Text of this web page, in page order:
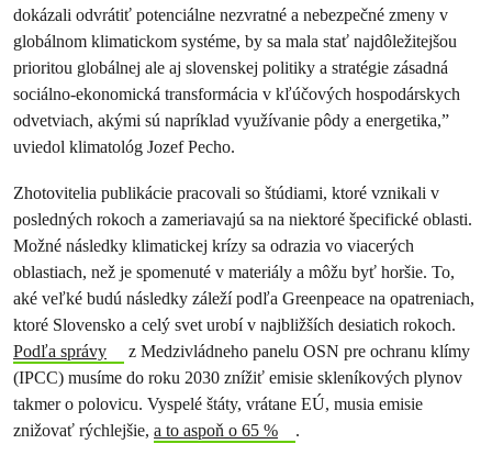
dokázali odvrátiť potenciálne nezvratné a nebezpečné zmeny v
globálnom klimatickom systéme, by sa mala stať najdôležitejšou
prioritou globálnej ale aj slovenskej politiky a stratégie zásadná
sociálno-ekonomická transformácia v kľúčových hospodárskych
odvetviach, akými sú napríklad využívanie pôdy a energetika,”
uviedol klimatológ Jozef Pecho.
Zhotovitelia publikácie pracovali so štúdiami, ktoré vznikali v
posledných rokoch a zameriavajú sa na niektoré špecifické oblasti.
Možné následky klimatickej krízy sa odrazia vo viacerých
oblastiach, než je spomenuté v materiály a môžu byť horšie. To,
aké veľké budú následky záleží podľa Greenpeace na opatreniach,
ktoré Slovensko a celý svet urobí v najbližších desiatich rokoch.
Podľa správy
z Medzivládneho panelu OSN pre ochranu klímy
(IPCC) musíme do roku 2030 znížiť emisie skleníkových plynov
takmer o polovicu. Vyspelé štáty, vrátane EÚ, musia emisie
znižovať rýchlejšie, a to aspoň o 65 % .